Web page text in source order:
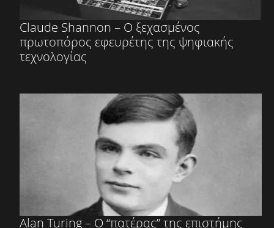
Claude Shannon – Ο ξεχασμένος
πρωτοπόρος εφευρέτης της ψηφιακής
τεχνολογίας
Alan Turing – Ο “πατέρας” της επιστήμης